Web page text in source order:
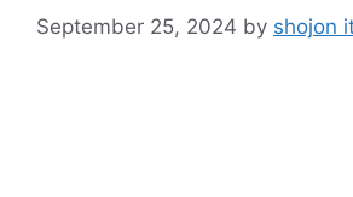
September 25, 2024 by shojon